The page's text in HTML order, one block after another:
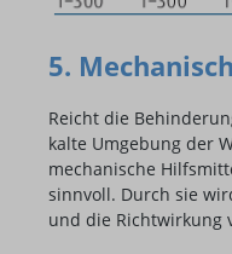
5.
Reicht die
kalte Umgebung der
mechanische
sinnvoll. Durch sie
und die Richtwirkung